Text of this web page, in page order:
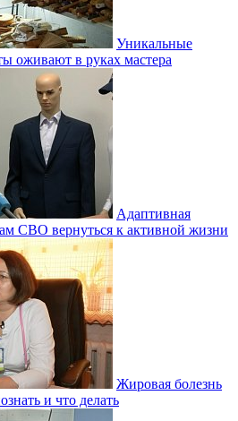
Уникальные
оживают в руках мастера
Адаптивная
СВО вернуться к активной жизни
Жировая болезнь
и что делать